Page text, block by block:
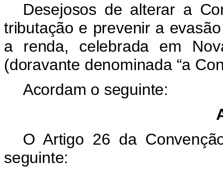
Desejosos de alterar a
tributação e prevenir a
a renda, celebrada em
(doravante denominada “a
Acordam o seguinte:
O Artigo 26 da
seguinte: